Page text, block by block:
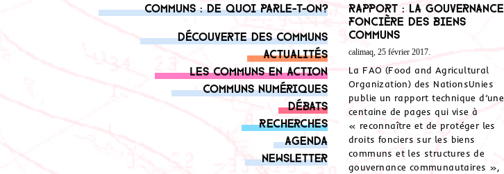
Communs : de quoi parle-t-on?
Découverte des communs
Actualités
Les communs en action
Communs numériques
Débats
Recherches
Agenda
Newsletter
Rapport : la gouvernance
foncière des biens
communs
calimaq, 25 février 2017.
La FAO (Food and Agricultural
Organization) des NationsUnies
publie un rapport technique d’une
centaine de pages qui vise à
« reconnaître et de protéger les
droits fonciers sur les biens
communs et les structures de
gouvernance communautaires »,